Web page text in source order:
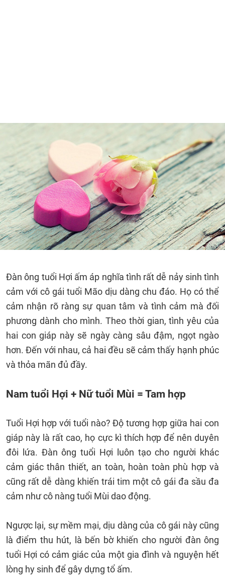
Đàn ông tuổi Hợi ấm áp nghĩa tình rất dễ nảy sinh tình
cảm với cô gái tuổi Mão dịu dàng chu đáo. Họ có thể
cảm nhận rõ ràng sự quan tâm và tình cảm mà đối
phương dành cho mình. Theo thời gian, tình yêu của
hai con giáp này sẽ ngày càng sâu đậm, ngọt ngào
hơn. Đến với nhau, cả hai đều sẽ cảm thấy hạnh phúc
và thỏa mãn đủ đầy.
Nam tuổi Hợi + Nữ tuổi Mùi = Tam hợp
Tuổi Hợi hợp với tuổi nào? Độ tương hợp giữa hai con
giáp này là rất cao, họ cực kì thích hợp để nên duyên
đôi lứa. Đàn ông tuổi Hợi luôn tạo cho người khác
cảm giác thân thiết, an toàn, hoàn toàn phù hợp và
cũng rất dễ dàng khiến trái tim một cô gái đa sầu đa
cảm như cô nàng tuổi Mùi dao động.
Ngược lại, sự mềm mại, dịu dàng của cô gái này cũng
là điểm thu hút, là bến bờ khiến cho người đàn ông
tuổi Hợi có cảm giác của một gia đình và nguyện hết
lòng hy sinh để gây dựng tổ ấm.